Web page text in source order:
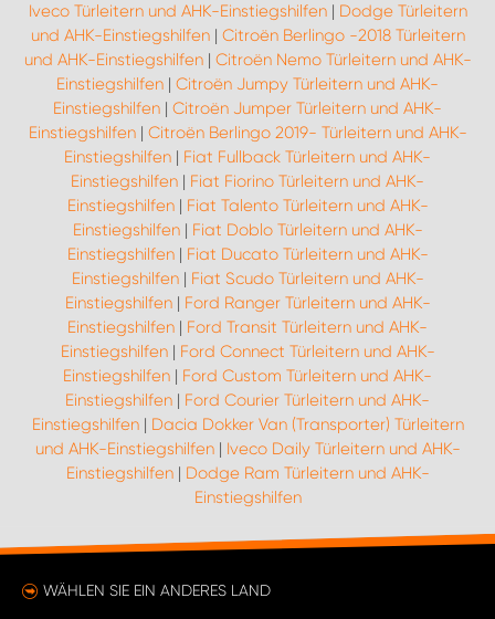
Iveco Türleitern und AHK-Einstiegshilfen| Dodge Türleitern
und AHK-Einstiegshilfen| Citroën Berlingo -2018 Türleitern
und AHK-Einstiegshilfen| Citroën Nemo Türleitern und AHK-
Einstiegshilfen | Citroën Jumpy Türleitern und AHK-
Einstiegshilfen | Citroën Jumper Türleitern und AHK-
Einstiegshilfen| Citroën Berlingo 2019- Türleitern und AHK-
Einstiegshilfen | Fiat Fullback Türleitern und AHK-
Einstiegshilfen | Fiat Fiorino Türleitern und AHK-
Einstiegshilfen| Fiat Talento Türleitern und AHK-
Einstiegshilfen| Fiat Doblo Türleitern und AHK-
Einstiegshilfen| Fiat Ducato Türleitern und AHK-
Einstiegshilfen| Fiat Scudo Türleitern und AHK-
Einstiegshilfen| Ford Ranger Türleitern und AHK-
Einstiegshilfen | Ford Transit Türleitern und AHK-
Einstiegshilfen| Ford Connect Türleitern und AHK-
Einstiegshilfen | Ford Custom Türleitern und AHK-
Einstiegshilfen | Ford Courier Türleitern und AHK-
Einstiegshilfen| Dacia Dokker Van (Transporter) Türleitern
und AHK-Einstiegshilfen| Iveco Daily Türleitern und AHK-
Einstiegshilfen| Dodge Ram Türleitern und AHK-
Einstiegshilfen
WÄHLEN SIE EIN ANDERES LAND